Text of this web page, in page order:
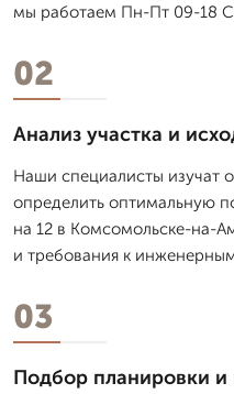
мы работаем Пн-Пт 09-18
02
Анализ участка и
Наши специалисты изучат
определить оптимальную
на 12 в Комсомольске-на-
и требования к
03
Подбор планировки и